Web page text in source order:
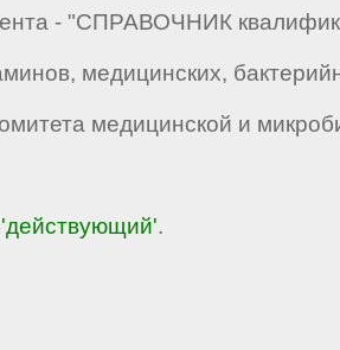
- "СПРАВОЧНИК
медицинских,
медицинской и
'действующий'.